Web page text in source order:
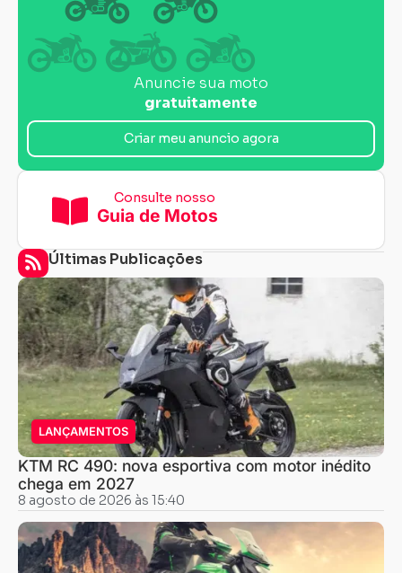
Anuncie sua moto
gratuitamente
Criar meu anuncio agora
Consulte nosso
Guia de Motos
Últimas Publicações
LANÇAMENTOS
KTM RC 490: nova esportiva com motor inédito
chega em 2027
8 agosto de 2026 às 15:40